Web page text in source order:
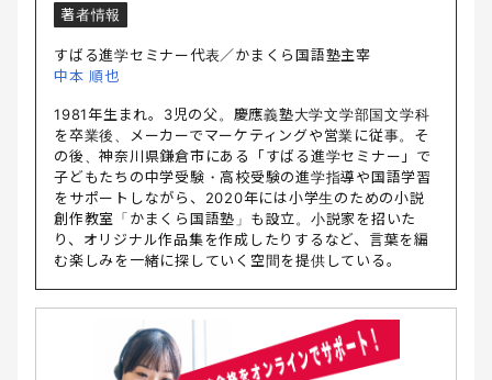
著者情報
すばる進学セミナー代表／かまくら国語塾主宰
中本 順也
1981年生まれ。3児の父。慶應義塾大学文学部国文学科
を卒業後、メーカーでマーケティングや営業に従事。そ
の後、神奈川県鎌倉市にある「すばる進学セミナー」で
子どもたちの中学受験・高校受験の進学指導や国語学習
をサポートしながら、2020年には小学生のための小説
創作教室「かまくら国語塾」も設立。小説家を招いた
り、オリジナル作品集を作成したりするなど、言葉を編
む楽しみを一緒に探していく空間を提供している。